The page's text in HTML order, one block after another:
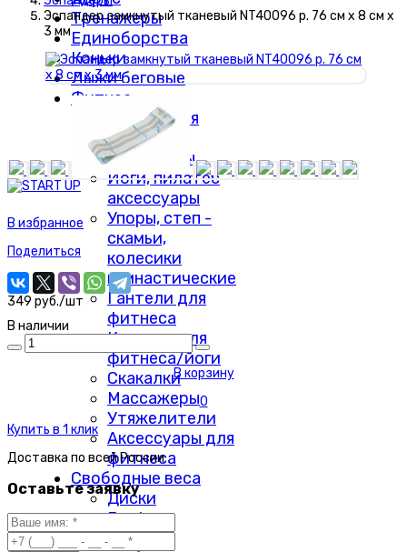
Тренажеры
Единоборства
Коньки
Лыжи беговые
Фитнес
Валики для
МФР
Эспандеры
Йоги, пилатес
аксессуары
Упоры, степ -
скамьи,
колесики
гимнастические
Гантели для
фитнеса
Коврики для
фитнеса/йоги
Скакалки
Массажеры
Утяжелители
Аксессуары для
фитнеса
Свободные веса
Диски
Грифы
Гантели
Эспандер замкнутый тканевый NT40096 р. 76 см х 8 см х
3 мм
В избранное
Поделиться
349 руб./шт
В наличии
В корзину
0
Купить в 1 клик
Доставка по всей России
Оставьте заявку